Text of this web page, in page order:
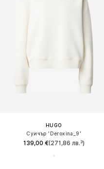
HUGO
Суичър 'Deroxina_9'
139,00 €(271,86 лв.³)